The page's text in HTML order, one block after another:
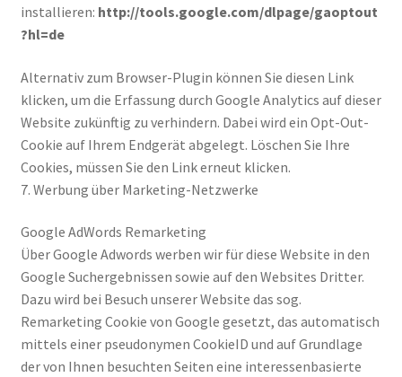
installieren: http://tools.google.com/dlpage/gaoptout
?hl=de
Alternativ zum Browser-Plugin können Sie diesen Link
klicken, um die Erfassung durch Google Analytics auf dieser
Website zukünftig zu verhindern. Dabei wird ein Opt-Out-
Cookie auf Ihrem Endgerät abgelegt. Löschen Sie Ihre
Cookies, müssen Sie den Link erneut klicken.
7. Werbung über Marketing-Netzwerke
Google AdWords Remarketing
Über Google Adwords werben wir für diese Website in den
Google Suchergebnissen sowie auf den Websites Dritter.
Dazu wird bei Besuch unserer Website das sog.
Remarketing Cookie von Google gesetzt, das automatisch
mittels einer pseudonymen CookieID und auf Grundlage
der von Ihnen besuchten Seiten eine interessenbasierte